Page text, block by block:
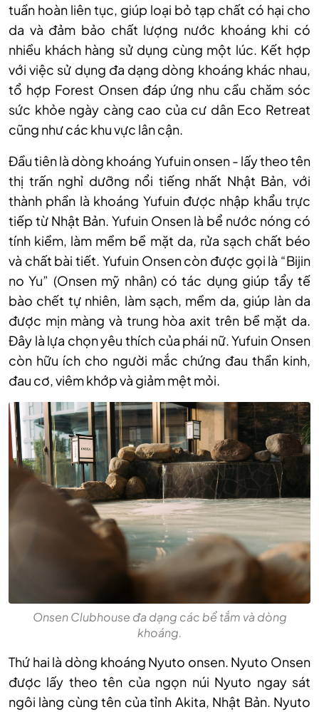
tuần hoàn liên tục, giúp loại bỏ tạp chất có hại cho
da và đảm bảo chất lượng nước khoáng khi có
nhiều khách hàng sử dụng cùng một lúc. Kết hợp
với việc sử dụng đa dạng dòng khoáng khác nhau,
tổ hợp Forest Onsen đáp ứng nhu cầu chăm sóc
sức khỏe ngày càng cao của cư dân Eco Retreat
cũng như các khu vực lân cận.
Đầu tiên là dòng khoáng Yufuin onsen - lấy theo tên
thị trấn nghỉ dưỡng nổi tiếng nhất Nhật Bản, với
thành phần là khoáng Yufuin được nhập khẩu trực
tiếp từ Nhật Bản. Yufuin Onsen là bể nước nóng có
tính kiềm, làm mềm bề mặt da, rửa sạch chất béo
và chất bài tiết. Yufuin Onsen còn được gọi là “Bijin
no Yu” (Onsen mỹ nhân) có tác dụng giúp tẩy tế
bào chết tự nhiên, làm sạch, mềm da, giúp làn da
được mịn màng và trung hòa axit trên bề mặt da.
Đây là lựa chọn yêu thích của phái nữ. Yufuin Onsen
còn hữu ích cho người mắc chứng đau thần kinh,
đau cơ, viêm khớp và giảm mệt mỏi.
Onsen Clubhouse đa dạng các bể tắm và dòng
khoáng.
Thứ hai là dòng khoáng Nyuto onsen. Nyuto Onsen
được lấy theo tên của ngọn núi Nyuto ngay sát
ngôi làng cùng tên của tỉnh Akita, Nhật Bản. Nyuto